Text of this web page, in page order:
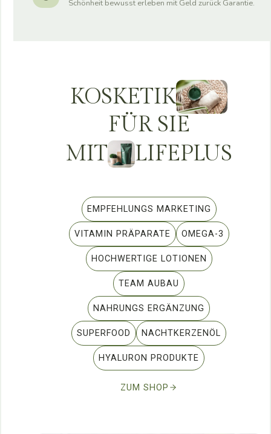
Schönheit bewusst erleben mit Geld zurück Garantie.
KOSKETIK
FÜR SIE
MIT
LIFEPLUS
EMPFEHLUNGS MARKETING
VITAMIN PRÄPARATE OMEGA-3
HOCHWERTIGE LOTIONEN
TEAM AUBAU
NAHRUNGS ERGÄNZUNG
SUPERFOOD NACHTKERZENÖL
HYALURON PRODUKTE
ZUM SHOP